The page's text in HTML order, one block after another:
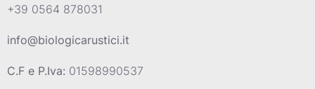
+39 0564 878031
info@biologicarustici.it
C.F e P.Iva: 01598990537